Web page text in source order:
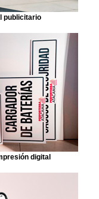
publicitario
digital